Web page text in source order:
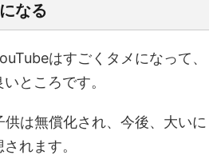
なる
はすごくタメになって、
ところです。
供は無償化され、今後、大いに
れます。